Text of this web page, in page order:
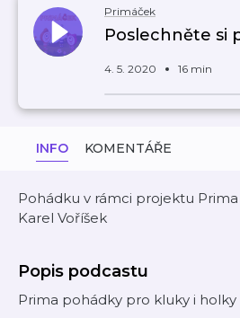
Primáček
Poslechněte si
4. 5. 2020 16 min
INFO KOMENTÁŘE
Pohádku v rámci projektu
Karel Voříšek
Popis podcastu
Prima pohádky pro kluky i holky